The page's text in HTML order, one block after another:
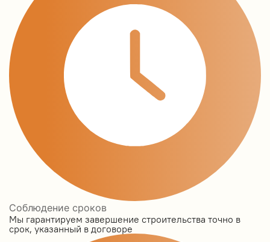
Соблюдение сроков
Мы гарантируем завершение строительства точно в
срок, указанный в договоре